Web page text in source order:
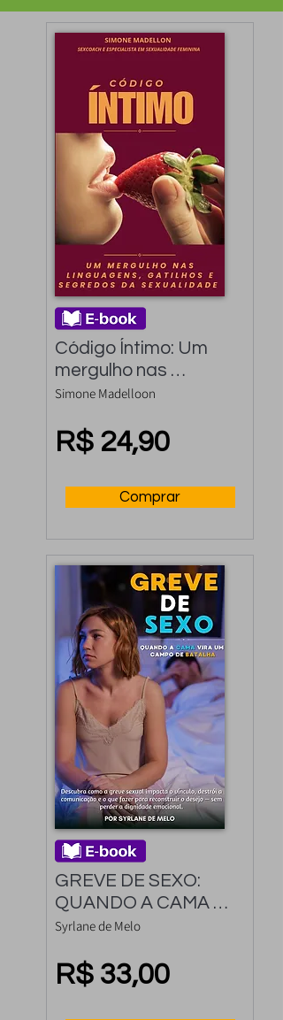
Código Íntimo: Um
mergulho nas
linguagens, gatilhos e
sexualidade
Simone Madelloon
R$ 24,90
Comprar
GREVE DE SEXO:
QUANDO A CAMA
VIRA UM CAMPO DE
Syrlane de Melo
R$ 33,00